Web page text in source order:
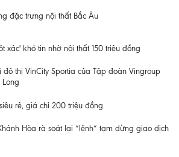
đặc trưng nội thất Bắc Âu
xác' khó tin nhờ nội thất 150 triệu đồng
đô thị VinCity Sportia của Tập đoàn Vingroup
rẻ, giá chỉ 200 triệu đồng
Hòa rà soát lại “lệnh” tạm dừng giao dịch